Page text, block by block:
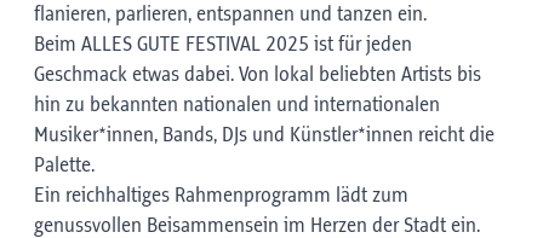
flanieren, parlieren, entspannen und tanzen ein.
Beim ALLES GUTE FESTIVAL 2025 ist für jeden
Geschmack etwas dabei. Von lokal beliebten Artists bis
hin zu bekannten nationalen und internationalen
Musiker*innen, Bands, DJs und Künstler*innen reicht die
Palette.
Ein reichhaltiges Rahmenprogramm lädt zum
genussvollen Beisammensein im Herzen der Stadt ein.